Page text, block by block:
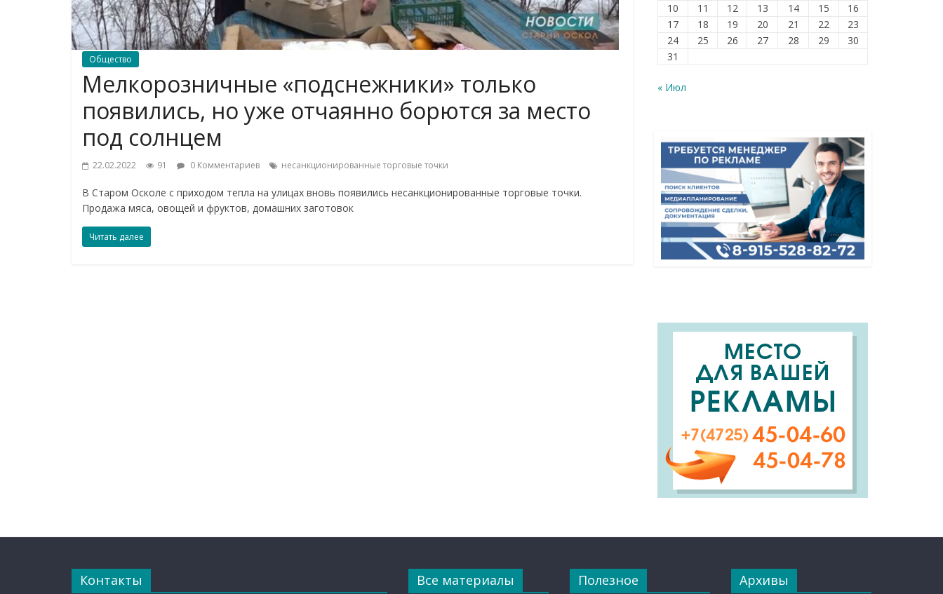
Общество
Мелкорозничные «подснежники» только
появились, но уже отчаянно борются за место
под солнцем
22.02.2022 91 0 Комментариев несанкционированные торговые точки
В Старом Осколе с приходом тепла на улицах вновь появились несанкционированные торговые точки.
Продажа мяса, овощей и фруктов, домашних заготовок
Читать далее
10
11 12 13 14 15
16
17
18 19 20 21 22
23
24
25 26 27 28 29
30
31
« Июл
Контакты Все материалы Полезное Архивы